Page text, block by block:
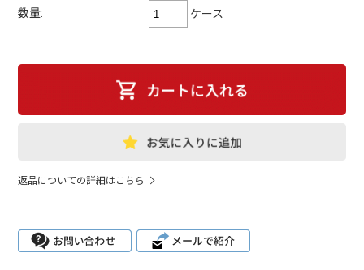
数量: ケース
返品についての詳細はこちら